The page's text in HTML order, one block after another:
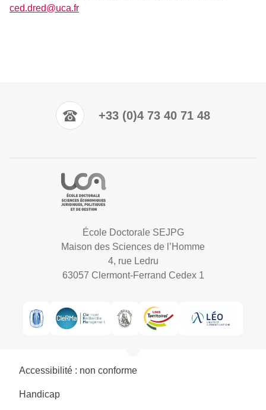
ced.dred@uca.fr
+33 (0)4 73 40 71 48
École Doctorale SEJPG
Maison des Sciences de l’Homme
4, rue Ledru
63057 Clermont-Ferrand Cedex 1
Accessibilité : non conforme
Handicap